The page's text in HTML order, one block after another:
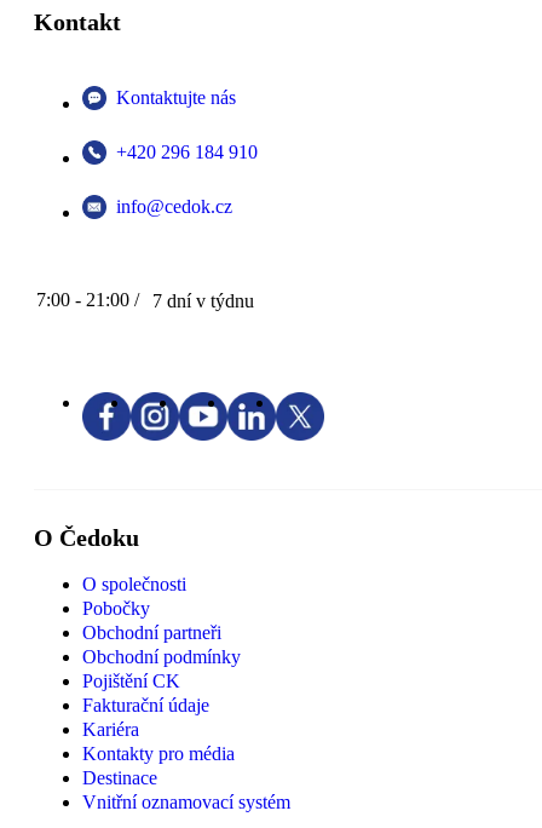
Kontakt
Kontaktujte nás
+420 296 184 910
info@cedok.cz
7:00 - 21:00 / 7 dní v týdnu
O Čedoku
O společnosti
Pobočky
Obchodní partneři
Obchodní podmínky
Pojištění CK
Fakturační údaje
Kariéra
Kontakty pro média
Destinace
Vnitřní oznamovací systém